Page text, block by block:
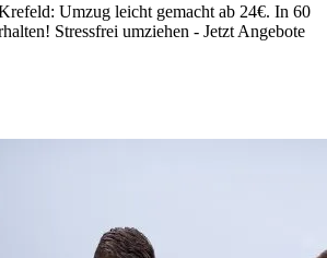
Umzug leicht gemacht ab 24€. In 60
Stressfrei umziehen - Jetzt Angebote